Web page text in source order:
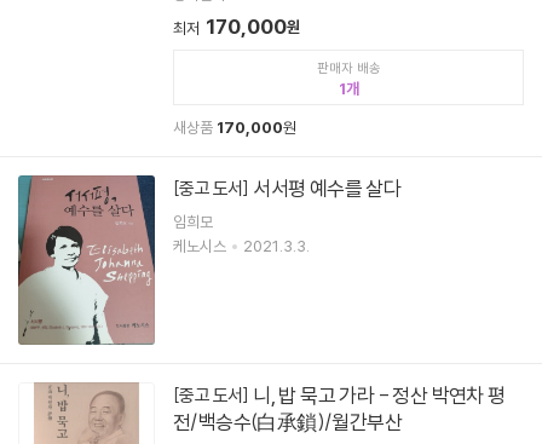
최저 170,000원
판매자 배송
1
새상품 170,000원
[중고 도서] 서서평 예수를 살다
임희모
케노시스
2021.3.3.
[중고 도서]
전/백승수(白承鎖)/월간부산